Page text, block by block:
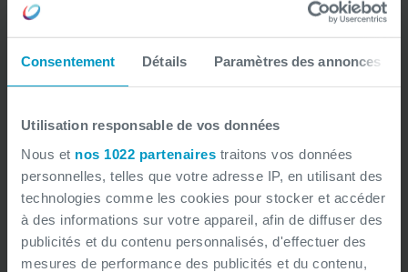
Consentement Détails Paramètres des annonces
Utilisation responsable de vos données
Nous et nos 1022 partenaires traitons vos données
personnelles, telles que votre adresse IP, en utilisant des
technologies comme les cookies pour stocker et accéder
à des informations sur votre appareil, afin de diffuser des
publicités et du contenu personnalisés, d'effectuer des
mesures de performance des publicités et du contenu,
Les avantages de la
Power Platform